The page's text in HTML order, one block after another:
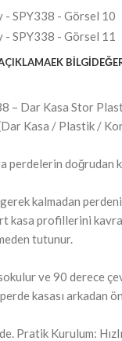
EK BILGI
– Dar Kasa Stor
Kasa / Plastik /
kalmadan
profillerini
tutunur.
ve 90 derece
kasası arkadan
Pratik Kurulum: